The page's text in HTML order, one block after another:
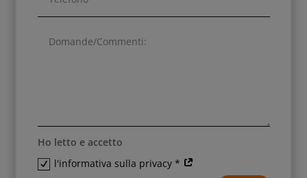
Ho letto e accetto
l'informativa sulla privacy *